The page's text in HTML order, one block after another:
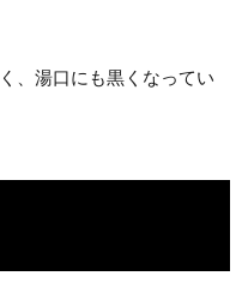
、湯口にも黒くなってい